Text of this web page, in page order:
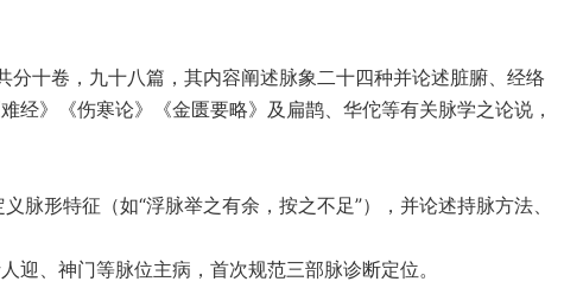
分十卷，九十八篇，其内容阐述脉象二十四种并论述脏腑、经络
经》《伤寒论》《金匮要略》及扁鹊、华佗等有关脉学之论说，
脉形特征（如“浮脉举之有余，按之不足”），并论述持脉方法、
迎、神门等脉位主病，首次规范三部脉诊断定位。